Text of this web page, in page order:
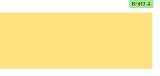
ВНИЗ ⇊